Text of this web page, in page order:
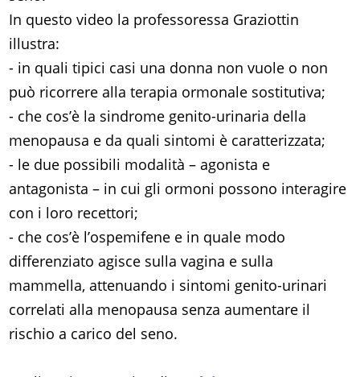
In questo video la professoressa Graziottin
illustra:
- in quali tipici casi una donna non vuole o non
può ricorrere alla terapia ormonale sostitutiva;
- che cos’è la sindrome genito-urinaria della
menopausa e da quali sintomi è caratterizzata;
- le due possibili modalità – agonista e
antagonista – in cui gli ormoni possono interagire
con i loro recettori;
- che cos’è l’ospemifene e in quale modo
differenziato agisce sulla vagina e sulla
mammella, attenuando i sintomi genito-urinari
correlati alla menopausa senza aumentare il
rischio a carico del seno.